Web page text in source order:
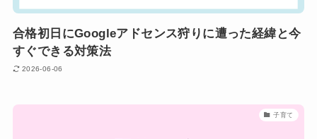
合格初日にGoogleアドセンス狩りに遭った経緯と今
すぐできる対策法
2026-06-06
子育て